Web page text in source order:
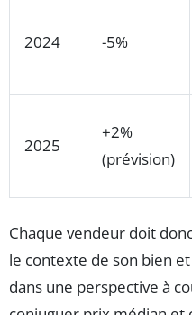
2024 -5%
2025
+2%
(prévision)
Chaque vendeur doit
le contexte de son bien
dans une perspective à